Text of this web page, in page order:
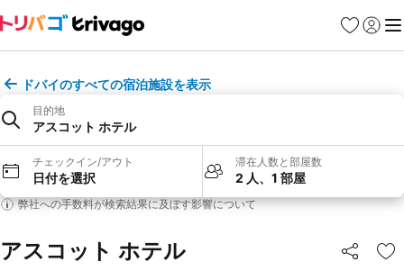
お気に入り
ログイ
メ
ドバイのすべての宿泊施設を表示
目的地
アスコット ホテル
チェックイン/アウト
日付を選択
滞在人数と部屋数
2 人、1 部屋
弊社への手数料が検索結果に及ぼす影響について
アスコット ホテル シェア
お